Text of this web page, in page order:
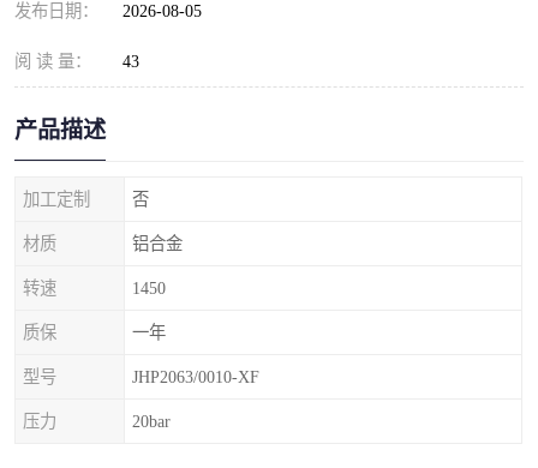
发布日期： 2026-08-05
阅 读 量： 43
产品描述
加工定制 否
材质 铝合金
转速 1450
质保 一年
型号 JHP2063/0010-XF
压力 20bar